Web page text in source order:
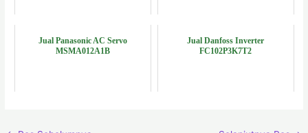
Jual Panasonic AC Servo
MSMA012A1B
Jual Danfoss Inverter
FC102P3K7T2